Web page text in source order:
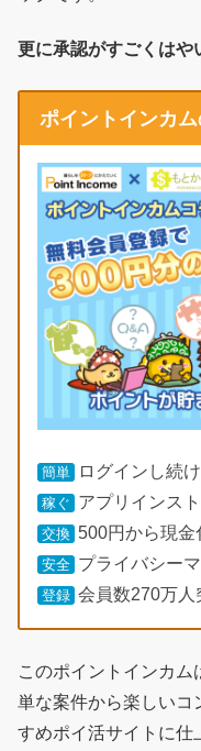
更に承認がすごくはや
ポイントインカ
簡単 ログインし続
稼ぐ アプリインス
交換 500円から現金
安全 プライバシー
登録 会員数270万人
このポイントインカ
単な案件から楽しいコ
すめポイ活サイトに仕